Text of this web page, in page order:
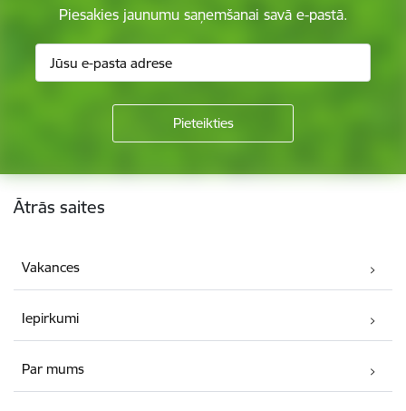
Piesakies jaunumu saņemšanai savā e-pastā.
Kājene
Ātrās saites
Vakances
Iepirkumi
Par mums